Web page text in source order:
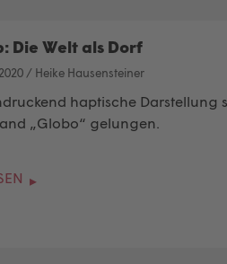
Die Welt als Dorf
/ Heike Hausensteiner
haptische Darstellung
„Globo“ gelungen.